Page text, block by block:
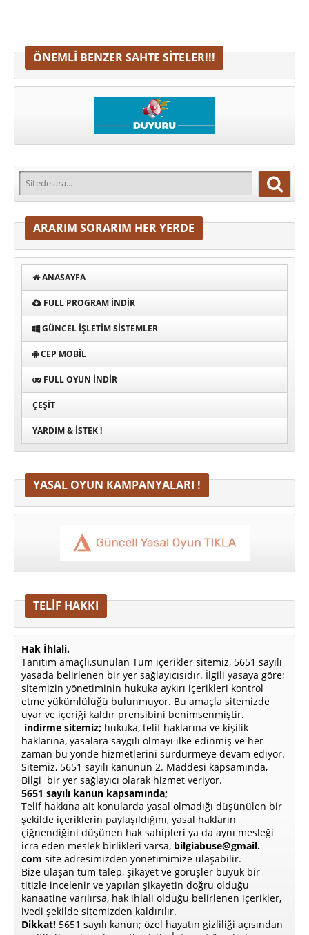
ÖNEMLI BENZER SAHTE SITELER!!!
ARARIM SORARIM HER YERDE
ANASAYFA
FULL PROGRAM INDIR
GÜNCEL İŞLETIM SISTEMLER
CEP MOBIL
FULL OYUN İNDIR
ÇEŞIT
YARDIM & İSTEK !
YASAL OYUN KAMPANYALARI !
TELİF HAKKI
Hak İhlali.
Tanıtım amaçlı,sunulan Tüm içerikler sitemiz, 5651 sayılı
yasada belirlenen bir yer sağlayıcısıdır. İlgili yasaya göre;
sitemizin yönetiminin hukuka aykırı içerikleri kontrol
etme yükümlülüğü bulunmuyor. Bu amaçla sitemizde
uyar ve içeriği kaldır prensibini benimsenmiştir.
indirme sitemiz; hukuka, telif haklarına ve kişilik
haklarına, yasalara saygılı olmayı ilke edinmiş ve her
zaman bu yönde hizmetlerini sürdürmeye devam ediyor.
Sitemiz, 5651 sayılı kanunun 2. Maddesi kapsamında,
Bilgi bir yer sağlayıcı olarak hizmet veriyor.
5651 sayılı kanun kapsamında;
Telif hakkına ait konularda yasal olmadığı düşünülen bir
şekilde içeriklerin paylaşıldığını, yasal hakların
çiğnendiğini düşünen hak sahipleri ya da aynı mesleği
icra eden meslek birlikleri varsa, bilgiabuse@gmail.
com site adresimizden yönetimimize ulaşabilir.
Bize ulaşan tüm talep, şikayet ve görüşler büyük bir
titizle incelenir ve yapılan şikayetin doğru olduğu
kanaatine varılırsa, hak ihlali olduğu belirlenen içerikler,
ivedi şekilde sitemizden kaldırılır.
Dikkat! 5651 sayılı kanun; özel hayatın gizliliği açısından